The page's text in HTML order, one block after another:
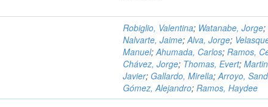
Robiglio, Valentina; Watanabe, Jorge;
Nalvarte, Jaime;Alva, Jorge;
Manuel;Ahumada, Carlos;Ramos,
Chávez, Jorge; Thomas, Evert;
Javier; Gallardo, Mirella;Arroyo,
Gómez, Alejandro;Ramos, Haydee